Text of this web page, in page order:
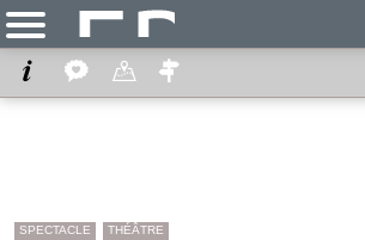
SPECTACLE THÉÂTRE